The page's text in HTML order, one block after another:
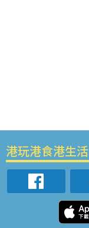
港玩港食港生活